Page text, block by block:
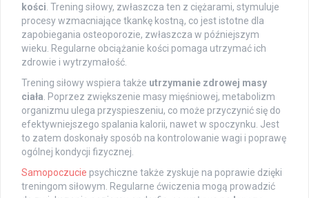
kości . Trening siłowy, zwłaszcza ten z ciężarami, stymuluje
procesy wzmacniające tkankę kostną, co jest istotne dla
zapobiegania osteoporozie, zwłaszcza w późniejszym
wieku. Regularne obciążanie kości pomaga utrzymać ich
zdrowie i wytrzymałość.
Trening siłowy wspiera także utrzymanie zdrowej masy
ciała . Poprzez zwiększenie masy mięśniowej, metabolizm
organizmu ulega przyspieszeniu, co może przyczynić się do
efektywniejszego spalania kalorii, nawet w spoczynku. Jest
to zatem doskonały sposób na kontrolowanie wagi i poprawę
ogólnej kondycji fizycznej.
Samopoczucie psychiczne także zyskuje na poprawie dzięki
treningom siłowym. Regularne ćwiczenia mogą prowadzić